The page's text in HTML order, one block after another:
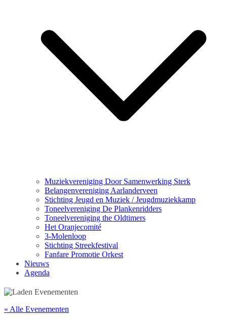
Muziekvereniging Door Samenwerking Sterk
Belangenvereniging Aarlanderveen
Stichting Jeugd en Muziek / Jeugdmuziekkamp
Toneelvereniging De Plankenridders
Toneelvereniging the Oldtimers
Het Oranjecomité
3-Molenloop
Stichting Streekfestival
Fanfare Promotie Orkest
Nieuws
Agenda
« Alle Evenementen